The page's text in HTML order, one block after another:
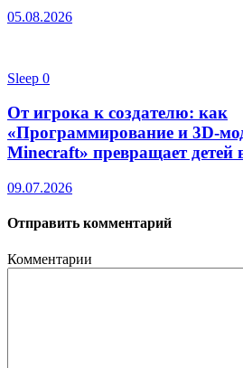
05.08.2026
Sleep 0
От игрока к создателю: как
«Программирование и 3D-
Minecraft» превращает детей
09.07.2026
Отправить комментарий
Комментарии